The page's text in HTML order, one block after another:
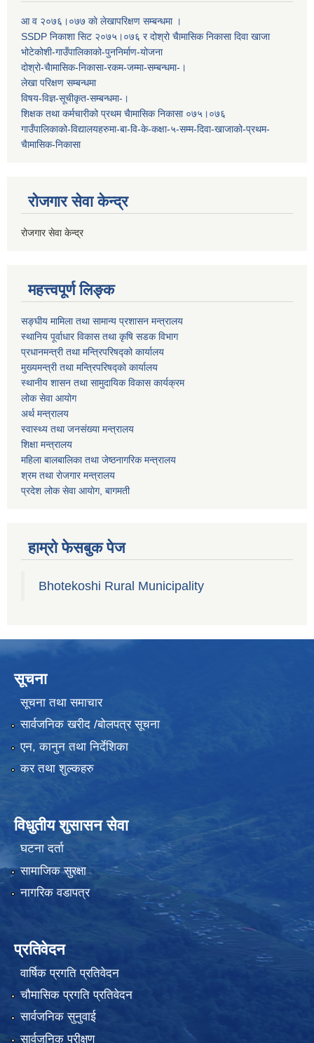
आ व २०७६।०७७ काे लेखापरिक्षण सम्बन्धमा ।
SSDP निकाशा सिट २०७५।०७६ र दोश्रो चैामासिक निकासा दिवा खाजा
भोटेकोशी-गाउँपालिकाको-पुननिर्माण-योजना
दोश्रो-चैामासिक-निकासा-रकम-जम्मा-सम्बन्धमा-।
लेखा परिक्षण सम्बन्धमा
विषय-विज्ञ-सूचीकृत-सम्बन्धमा-।
शिक्षक तथा कर्मचारीको प्रथम च‌ैामासिक निकासा ०७५।०७६
गाउँपालिकाको-विद्यालयहरुमा-बा-वि-के-कक्षा-५-सम्म-दिवा-खाजाको-प्रथम-
चैामासिक-निकासा
रोजगार सेवा केन्द्र
रोजगार सेवा केन्द्र
महत्त्वपूर्ण लिङ्क
सङ्घीय मामिला तथा सामान्य प्रशासन मन्त्रालय
स्थानिय पूर्वाधार विकास तथा कृषि सडक विभाग
प्रधानमन्त्री तथा मन्त्रिपरिषद्को कार्यालय
मुख्यमन्त्री तथा मन्त्रिपरिषद्को कार्यालय
स्थानीय शासन तथा सामुदायिक विकास कार्यक्रम
लोक सेवा आयोग
अर्थ मन्त्रालय
स्वास्थ्य तथा जनस‌ंख्या मन्त्रालय
शिक्षा मन्त्रालय
महिला बालबालिका तथा जेष्ठनागरिक मन्त्रालय
श्रम तथा राेजगार मन्त्रालय
प्रदेश लोक सेवा आयाेग, बागमती
हाम्रो फेसबुक पेज
Bhotekoshi Rural Municipality
सूचना
सूचना तथा समाचार
सार्वजनिक खरीद /बोलपत्र सूचना
एन, कानुन तथा निर्देशिका
कर तथा शुल्कहरु
विधुतीय शुसासन सेवा
घटना दर्ता
सामाजिक सुरक्षा
नागरिक वडापत्र
प्रतिवेदन
वार्षिक प्रगति प्रतिवेदन
चौमासिक प्रगति प्रतिवेदन
सार्वजनिक सुनुवाई
सार्वजनिक परीक्षण